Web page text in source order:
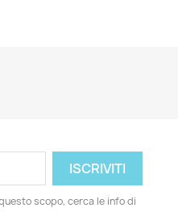
scopo, cerca le info di